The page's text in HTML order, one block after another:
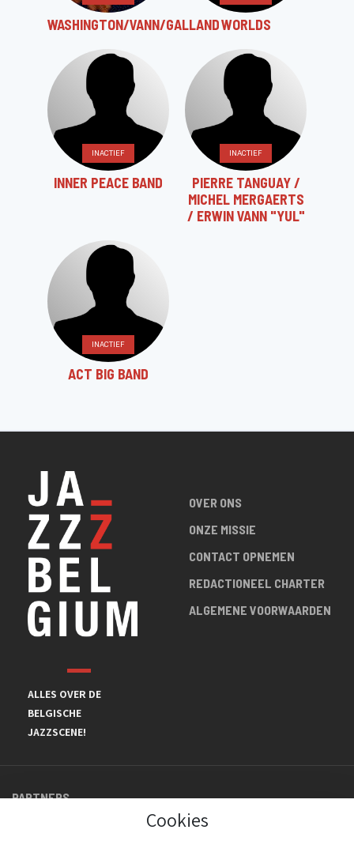
WASHINGTON/VANN/GALLANDWORLDS
INACTIEF
INNER PEACE BAND
INACTIEF
PIERRE TANGUAY /
MICHEL MERGAERTS
/ ERWIN VANN "YUL"
INACTIEF
ACT BIG BAND
ALLES OVER DE
BELGISCHE
JAZZSCENE!
OVER ONS
ONZE MISSIE
CONTACT OPNEMEN
REDACTIONEEL CHARTER
ALGEMENE VOORWAARDEN
PARTNERS
Cookies